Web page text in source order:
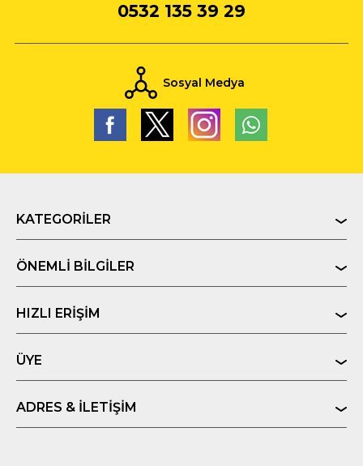
0532 135 39 29
Sosyal Medya
KATEGORILER
ÖNEMLI BILGILER
HIZLI ERIŞIM
ÜYE
ADRES & İLETIŞIM